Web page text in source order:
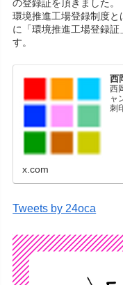
の登録証を頂きました。
環境推進工場登録制度
に「環境推進工場登録
す。
西
西
ャ
刺
x.com
Tweets by 24oca